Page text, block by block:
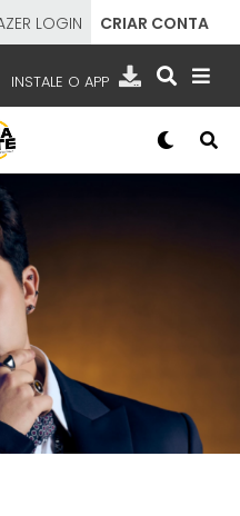
LOGIN CRIAR CONTA
INSTALE O APP
TELEVISÃO